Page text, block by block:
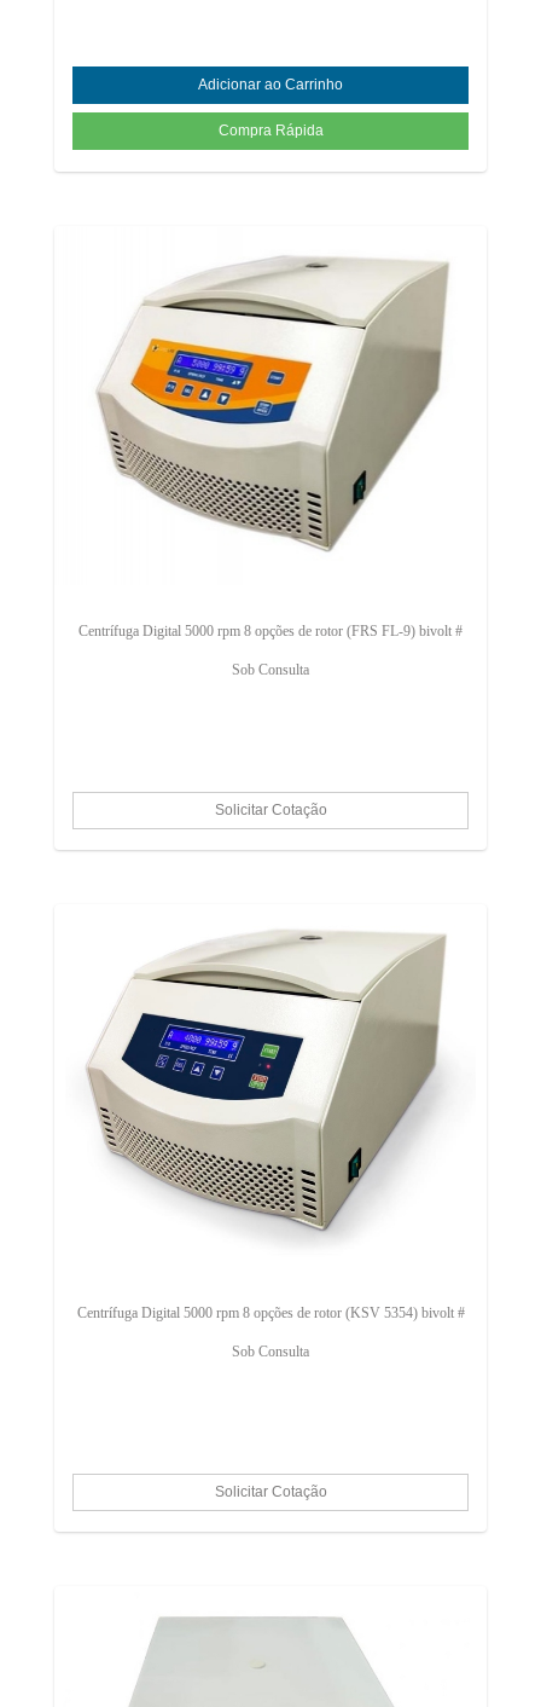
Centrífuga Digital 5000 rpm 8 opções de rotor (FRS FL-9) bivolt #
Sob Consulta
Centrífuga Digital 5000 rpm 8 opções de rotor (KSV 5354) bivolt #
Sob Consulta